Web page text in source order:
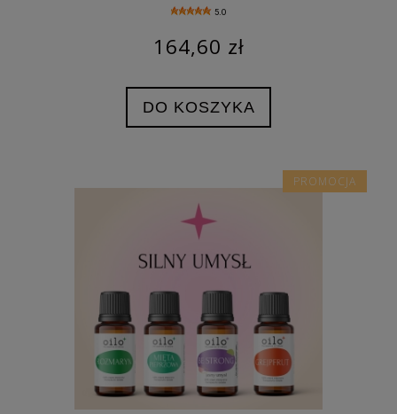
5.0
164,60 zł
DO KOSZYKA
PROMOCJA